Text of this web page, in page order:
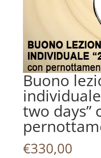
Buono
two days”
€330,00